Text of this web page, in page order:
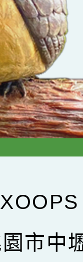
XOOPS
市中